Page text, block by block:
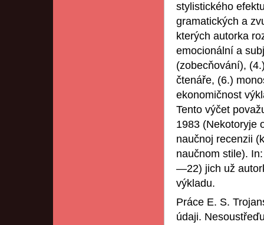
stylistického
gramatických a
kterých autorka
emocionální a
(zobecňování),
čtenáře, (6.)
ekonomičnost
Tento výčet
1983 (Nekotoryje
naučnoj recenzii
naučnom stile).
—22) jich už
výkladu.
Práce E. S.
údaji.